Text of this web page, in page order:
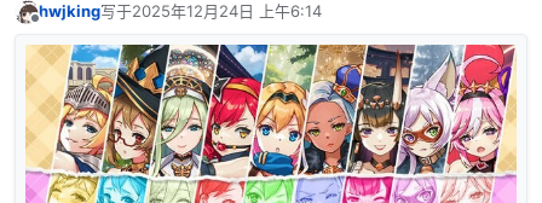
hwjking写于2025年12月24日 上午6:14
最后由 编辑